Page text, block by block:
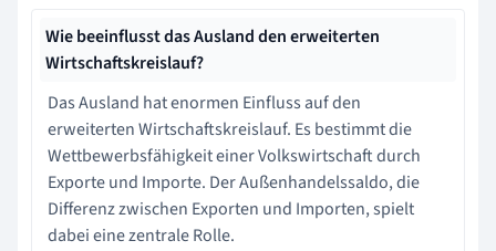
Wie beeinflusst das Ausland den erweiterten
Wirtschaftskreislauf?
Das Ausland hat enormen Einfluss auf den
erweiterten Wirtschaftskreislauf. Es bestimmt die
Wettbewerbsfähigkeit einer Volkswirtschaft durch
Exporte und Importe. Der Außenhandelssaldo, die
Differenz zwischen Exporten und Importen, spielt
dabei eine zentrale Rolle.